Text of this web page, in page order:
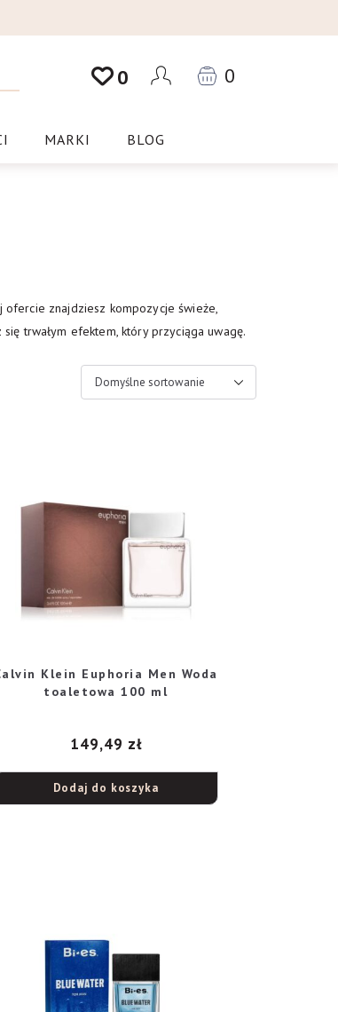
0 0
MARKI BLOG
ofercie znajdziesz kompozycje świeże,
trwałym efektem, który przyciąga uwagę.
Klein Euphoria Men Woda
toaletowa 100 ml
149,49 zł
Dodaj do koszyka